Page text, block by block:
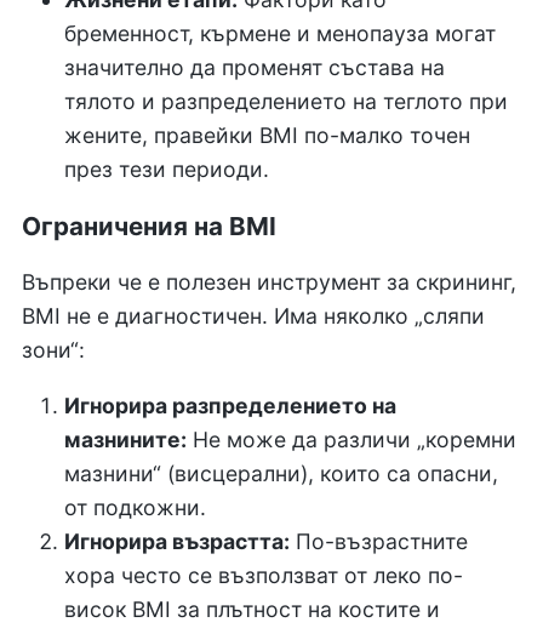
бременност, кърмене и менопауза могат
значително да променят състава на
тялото и разпределението на теглото при
жените, правейки BMI по-малко точен
през тези периоди.
Ограничения на BMI
Въпреки че е полезен инструмент за скрининг,
BMI не е диагностичен. Има няколко „сляпи
зони“:
Игнорира разпределението на
мазнините: Не може да различи „коремни
мазнини“ (висцерални), които са опасни,
от подкожни.
Игнорира възрастта: По-възрастните
хора често се възползват от леко по-
висок BMI за плътност на костите и